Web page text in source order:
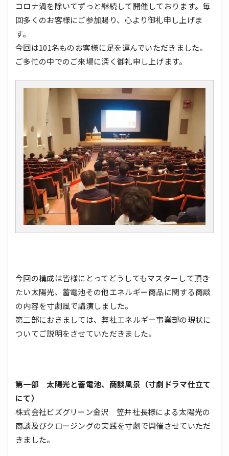
コロナ渦を除いてずっと継続して開催しております。毎
回多くのお客様にご参加賜り、心より御礼申し上げま
す。
今回は101名ものお客様に足を運んでいただきました。
ご多忙の中でのご来場に深く御礼申し上げます。
今回の構成は皆様にとってどうしてもマスターして頂き
たい太陽光、蓄電池その他エネルギー商品に関する商談
の内容を寸劇風で講演しました。
第二部におきましては、弊社エネルギー事業部の現状に
ついてご説明をさせていただきました。
第一部 太陽光と蓄電池、商談風景（寸劇ドラマ仕立て
にて）
株式会社ビズグリーン金沢 笠井社長様による太陽光の
商談及びクロージングの実践を寸劇で開催させていただ
きました。